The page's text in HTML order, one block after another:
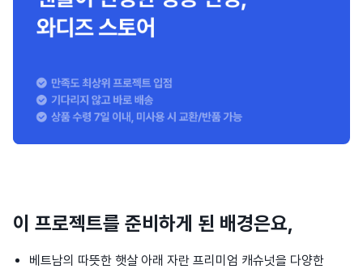
이 프로젝트를 준비하게 된 배경은요,
베트남의 따뜻한 햇살 아래 자란 프리미엄 캐슈넛을 다양한